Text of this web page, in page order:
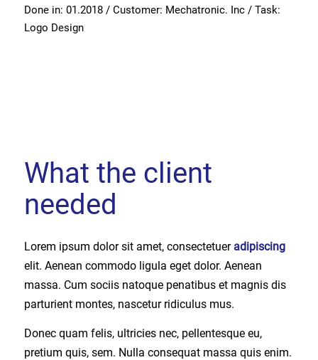
Done in: 01.2018 / Customer: Mechatronic. Inc / Task:
Logo Design
What the client
needed
Lorem ipsum dolor sit amet, consectetuer adipiscing
elit. Aenean commodo ligula eget dolor. Aenean
massa. Cum sociis natoque penatibus et magnis dis
parturient montes, nascetur ridiculus mus.
Donec quam felis, ultricies nec, pellentesque eu,
pretium quis, sem. Nulla consequat massa quis enim.